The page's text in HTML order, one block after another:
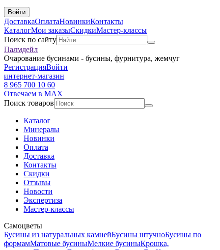
Войти
ДоставкаОплатаНовинкиКонтакты
КаталогМои заказыСкидкиМастер-классы
Поиск по сайту
Палмдейл
Очарование бусинами - бусины, фурнитура, жемчуг
РегистрацияВойти
интернет-магазин
8 965 700 10 60
Отвечаем в MAX
Поиск товаров
Каталог
Минералы
Новинки
Оплата
Доставка
Контакты
Скидки
Отзывы
Новости
Экспертиза
Мастер-классы
Самоцветы
Бусины из натуральных камнейБусины штучноБусины по
формамМатовые бусиныМелкие бусиныКрошка,